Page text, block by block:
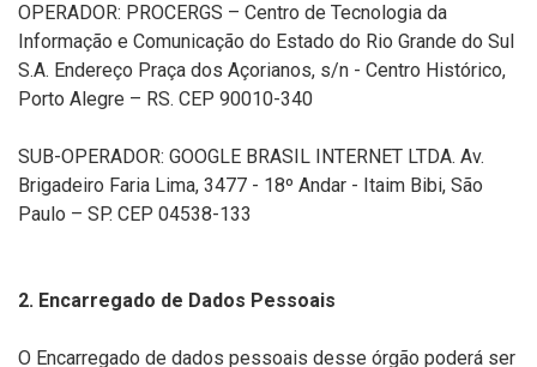
OPERADOR: PROCERGS – Centro de Tecnologia da
Informação e Comunicação do Estado do Rio Grande do Sul
S.A. Endereço Praça dos Açorianos, s/n - Centro Histórico,
Porto Alegre – RS. CEP 90010-340
SUB-OPERADOR: GOOGLE BRASIL INTERNET LTDA. Av.
Brigadeiro Faria Lima, 3477 - 18º Andar - Itaim Bibi, São
Paulo – SP. CEP 04538-133
2. Encarregado de Dados Pessoais
O Encarregado de dados pessoais desse órgão poderá ser